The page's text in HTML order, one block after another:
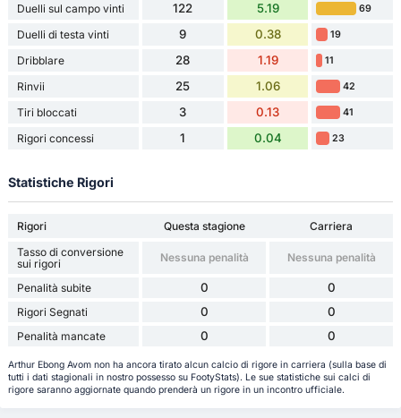
Duelli sul campo vinti 122 5.19 69
Duelli di testa vinti 9 0.38 19
Dribblare 28 1.19 11
Rinvii 25 1.06 42
Tiri bloccati 3 0.13 41
Rigori concessi 1 0.04 23
Statistiche Rigori
Rigori Questa stagione
Carriera
Tasso di conversione
sui rigori
Nessuna penalità Nessuna penalità
Penalità subite 0 0
Rigori Segnati 0 0
Penalità mancate 0 0
Arthur Ebong Avom non ha ancora tirato alcun calcio di rigore in carriera (sulla base di
tutti i dati stagionali in nostro possesso su FootyStats). Le sue statistiche sui calci di
rigore saranno aggiornate quando prenderà un rigore in un incontro ufficiale.